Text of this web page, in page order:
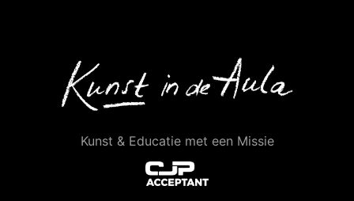
Kunst & Educatie met een Missie